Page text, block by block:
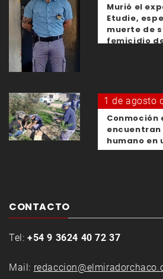
Murió el
Etudie,
muerte de
femicidio
1 de agosto
Conmoción
encuentran
humano en
CONTACTO
Tel: +54 9 3624 40 72 37
Mail: